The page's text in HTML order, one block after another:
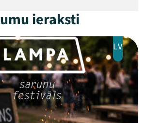
Kontakti
ieraksti
LV